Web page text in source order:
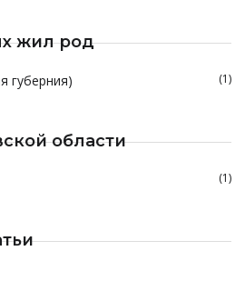
жил род
губерния) (1)
области
(1)